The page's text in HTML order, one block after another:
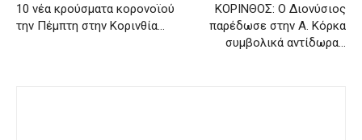
10 νέα κρούσματα κορονοϊού
την Πέμπτη στην Κορινθία…
ΚΟΡΙΝΘΟΣ: Ο Διονύσιος
παρέδωσε στην Α. Κόρκα
συμβολικά αντίδωρα…